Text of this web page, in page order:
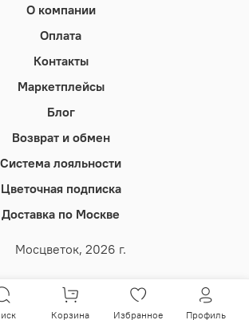
О компании
Оплата
Контакты
Маркетплейсы
Блог
Возврат и обмен
Система лояльности
Цветочная подписка
Доставка по Москве
Мосцветок, 2026 г.
Корзина Избранное Профиль